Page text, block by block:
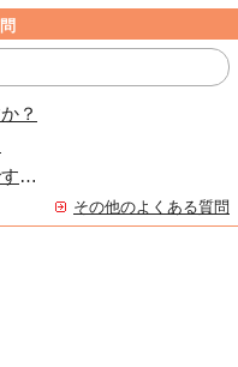
？
代金の支払いはどのような方法ですか？
その他のよくある質問